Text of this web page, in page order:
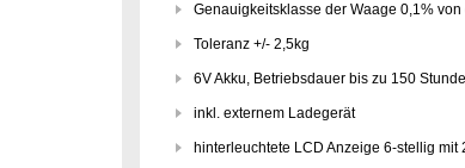
Genauigkeitsklasse der Waage 0,1%
Toleranz +/- 2,5kg
6V Akku, Betriebsdauer bis zu 150
inkl. externem Ladegerät
hinterleuchtete LCD Anzeige 6-stellig mit